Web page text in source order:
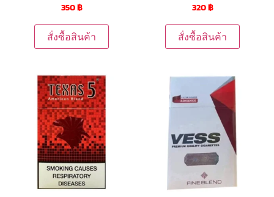
350฿
สั่งซื้อสินค้า
320฿
สั่งซื้อสินค้า